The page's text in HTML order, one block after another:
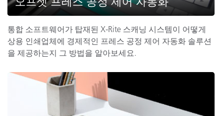
통합 소프트웨어가 탑재된 X-Rite 스캐닝 시스템이 어떻게
상용 인쇄업체에 경제적인 프레스 공정 제어 자동화 솔루션
을 제공하는지 그 방법을 알아보세요.